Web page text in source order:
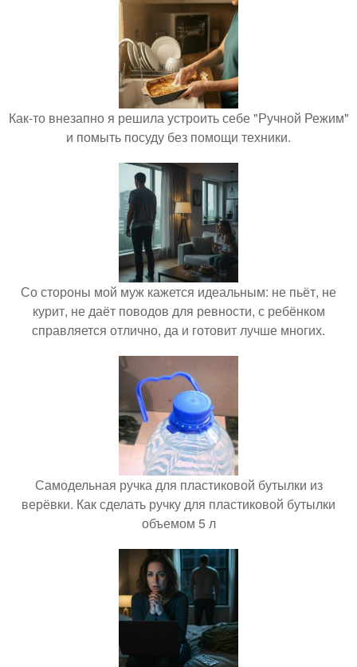
Как-то внезапно я решила устроить себе "Ручной Режим"
и помыть посуду без помощи техники.
Со стороны мой муж кажется идеальным: не пьёт, не
курит, не даёт поводов для ревности, с ребёнком
справляется отлично, да и готовит лучше многих.
Самодельная ручка для пластиковой бутылки из
верёвки. Как сделать ручку для пластиковой бутылки
объемом 5 л